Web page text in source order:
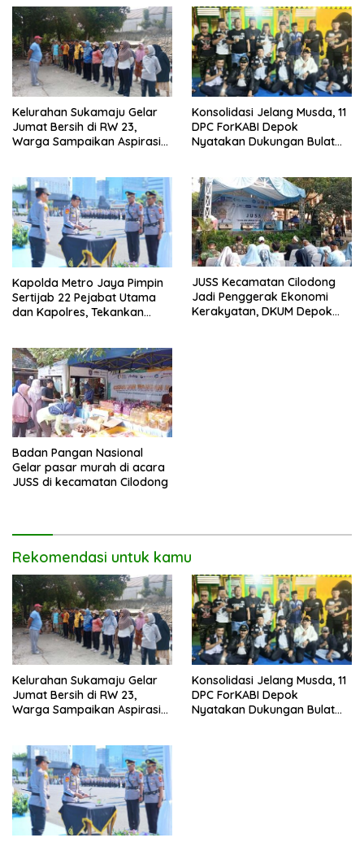
Kelurahan Sukamaju Gelar
Jumat Bersih di RW 23,
Warga Sampaikan Aspirasi
Konsolidasi Jelang Musda, 11
DPC ForKABI Depok
Nyatakan Dukungan Bulat
Kapolda Metro Jaya Pimpin
Sertijab 22 Pejabat Utama
dan Kapolres, Tekankan
JUSS Kecamatan Cilodong
Jadi Penggerak Ekonomi
Kerakyatan, DKUM Depok
Badan Pangan Nasional
Gelar pasar murah di acara
JUSS di kecamatan Cilodong
Rekomendasi untuk kamu
Kelurahan Sukamaju Gelar
Jumat Bersih di RW 23,
Warga Sampaikan Aspirasi
Konsolidasi Jelang Musda, 11
DPC ForKABI Depok
Nyatakan Dukungan Bulat